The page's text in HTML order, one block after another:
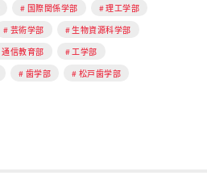
国際関係学部
理工学部
芸術学部
生物資源科学部
通信教育部
工学部
歯学部
松戸歯学部